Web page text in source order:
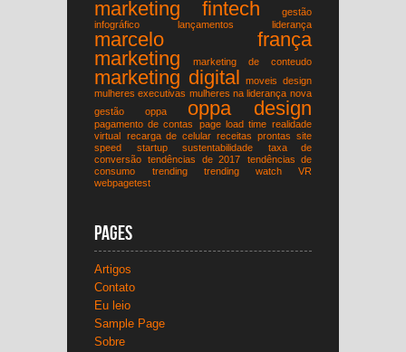
marketing
fintech
gestão
infográfico
lançamentos liderança
marcelo frança
marketing
marketing de conteudo
marketing digital
moveis design
mulheres executivas mulheres na liderança nova
gestão
oppa oppa design
pagamento de contas page load time realidade
virtual recarga de celular receitas prontas site
speed
startup sustentabilidade
taxa de
conversão
tendências de 2017
tendências de
consumo
trending trending watch
VR
webpagetest
Pages
Artigos
Contato
Eu leio
Sample Page
Sobre